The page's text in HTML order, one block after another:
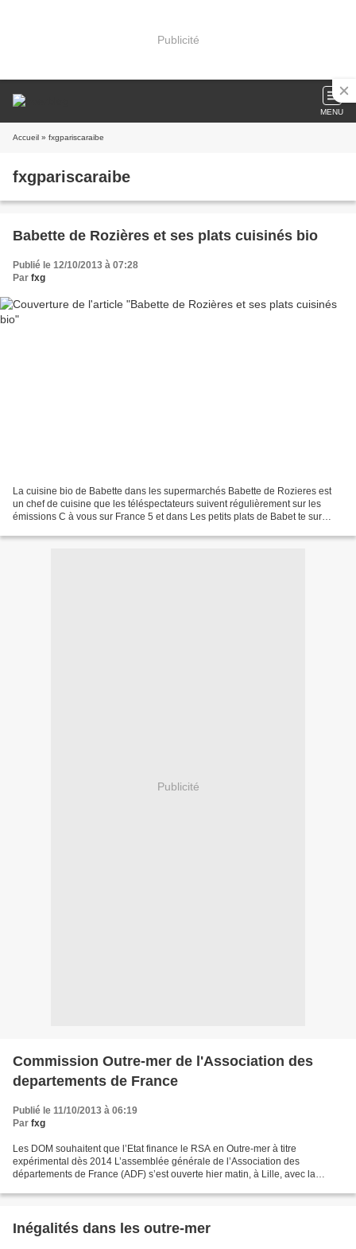
Publicité
MENU
Accueil » fxgpariscaraibe
fxgpariscaraibe
Babette de Rozières et ses plats cuisinés bio
Publié le 12/10/2013 à 07:28
Par fxg
La cuisine bio de Babette dans les supermarchés Babette de Rozieres est
un chef de cuisine que les téléspectateurs suivent régulièrement sur les
émissions C à vous sur France 5 et dans Les petits plats de Babet te sur
Publicité
Commission Outre-mer de l'Association des
departements de France
Publié le 11/10/2013 à 06:19
Par fxg
Les DOM souhaitent que l’Etat finance le RSA en Outre-mer à titre
expérimental dès 2014 L’assemblée générale de l’Association des
départements de France (ADF) s’est ouverte hier matin, à Lille, avec la
Inégalités dans les outre-mer